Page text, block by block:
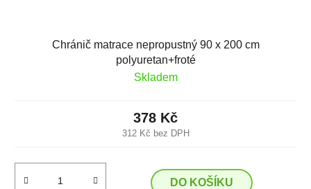
Chránič matrace nepropustný 90 x 200 cm
polyuretan+froté
Skladem
312 Kč bez DPH
378 Kč
DO KOŠÍKU